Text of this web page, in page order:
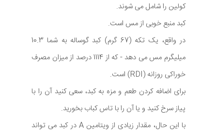
کولین را شامل می شوند.
کبد منبع خوبی از مس است.
در واقع، یک تکه (67 گرم) کبد گوساله به شما 10.3
میلیگرم مس می دهد - که از 1114 درصد از میزان مصرف
خوراکی روزانه (RDI) است.
برای اضافه کردن طعم و مزه به کبد، سعی کنید آن را با
پیاز سرخ کنید و یا آن را با تاس کباب بخورید.
با این حال، مقدار زیادی از ویتامین A در کبد می تواند